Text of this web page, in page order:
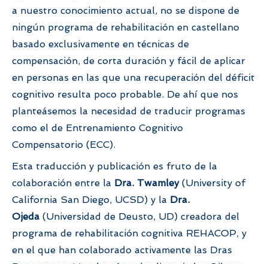
a nuestro conocimiento actual, no se dispone de
ningún programa de rehabilitación en castellano
basado exclusivamente en técnicas de
compensación, de corta duración y fácil de aplicar
en personas en las que una recuperación del déficit
cognitivo resulta poco probable. De ahí que nos
planteásemos la necesidad de traducir programas
como el de Entrenamiento Cognitivo
Compensatorio (ECC).
Esta traducción y publicación es fruto de la
colaboración entre la Dra. Twamley (University of
California San Diego, UCSD) y la Dra.
Ojeda (Universidad de Deusto, UD) creadora del
programa de rehabilitación cognitiva REHACOP, y
en el que han colaborado activamente las Dras